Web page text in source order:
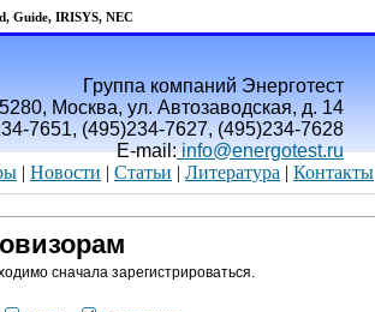
Guide, IRISYS, NEC
Группа компаний Энерготест
Москва, ул. Автозаводская, д. 14
7651, (495)234-7627, (495)234-7628
E-mail:info@energotest.ru
| Новости | Статьи | Литература | Контакты
сначала зарегистрироваться.